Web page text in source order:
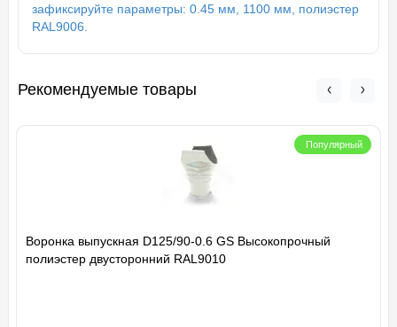
зафиксируйте параметры: 0.45 мм, 1100 мм, полиэстер
RAL9006.
Рекомендуемые товары
Популярный
Воронка выпускная D125/90-0.6 GS Высокопрочный
полиэстер двусторонний RAL9010